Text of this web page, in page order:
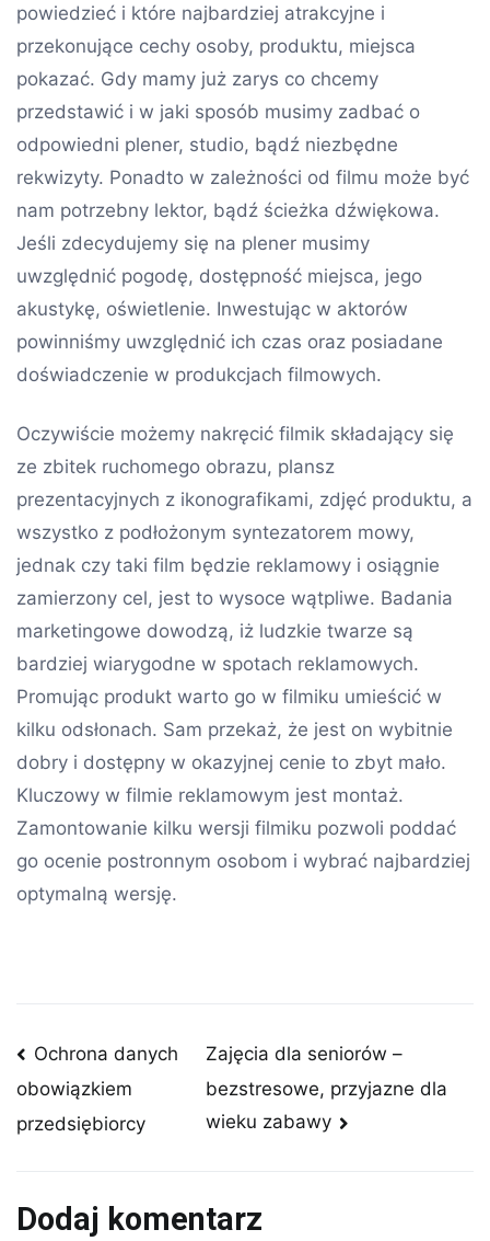
powiedzieć i które najbardziej atrakcyjne i
przekonujące cechy osoby, produktu, miejsca
pokazać. Gdy mamy już zarys co chcemy
przedstawić i w jaki sposób musimy zadbać o
odpowiedni plener, studio, bądź niezbędne
rekwizyty. Ponadto w zależności od filmu może być
nam potrzebny lektor, bądź ścieżka dźwiękowa.
Jeśli zdecydujemy się na plener musimy
uwzględnić pogodę, dostępność miejsca, jego
akustykę, oświetlenie. Inwestując w aktorów
powinniśmy uwzględnić ich czas oraz posiadane
doświadczenie w produkcjach filmowych.
Oczywiście możemy nakręcić filmik składający się
ze zbitek ruchomego obrazu, plansz
prezentacyjnych z ikonografikami, zdjęć produktu, a
wszystko z podłożonym syntezatorem mowy,
jednak czy taki film będzie reklamowy i osiągnie
zamierzony cel, jest to wysoce wątpliwe. Badania
marketingowe dowodzą, iż ludzkie twarze są
bardziej wiarygodne w spotach reklamowych.
Promując produkt warto go w filmiku umieścić w
kilku odsłonach. Sam przekaż, że jest on wybitnie
dobry i dostępny w okazyjnej cenie to zbyt mało.
Kluczowy w filmie reklamowym jest montaż.
Zamontowanie kilku wersji filmiku pozwoli poddać
go ocenie postronnym osobom i wybrać najbardziej
optymalną wersję.
Nawigacja
wpisu
Ochrona danych
obowiązkiem
przedsiębiorcy
Zajęcia dla seniorów –
bezstresowe, przyjazne dla
wieku zabawy
Dodaj komentarz